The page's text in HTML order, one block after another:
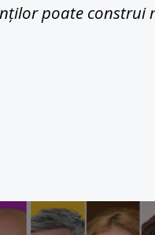
poate construi